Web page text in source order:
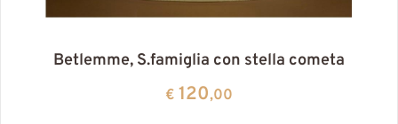
Betlemme, S.famiglia con stella cometa
€ 120,00